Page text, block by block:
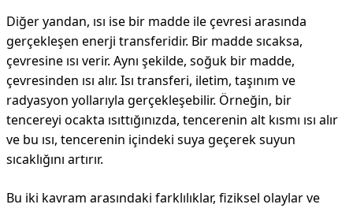
Diğer yandan, ısı ise bir madde ile çevresi arasında
gerçekleşen enerji transferidir. Bir madde sıcaksa,
çevresine ısı verir. Aynı şekilde, soğuk bir madde,
çevresinden ısı alır. Isı transferi, iletim, taşınım ve
radyasyon yollarıyla gerçekleşebilir. Örneğin, bir
tencereyi ocakta ısıttığınızda, tencerenin alt kısmı ısı alır
ve bu ısı, tencerenin içindeki suya geçerek suyun
sıcaklığını artırır.
Bu iki kavram arasındaki farklılıklar, fiziksel olaylar ve